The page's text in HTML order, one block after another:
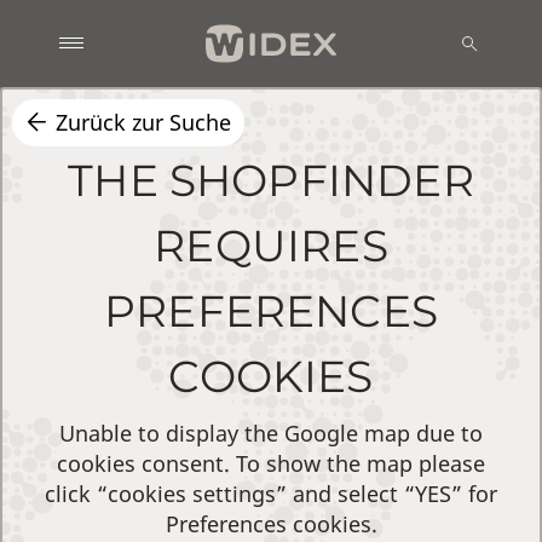
Zurück zur Suche
THE SHOPFINDER
REQUIRES
PREFERENCES
COOKIES
Unable to display the Google map due to
cookies consent. To show the map please
click “cookies settings” and select “YES” for
Preferences cookies.